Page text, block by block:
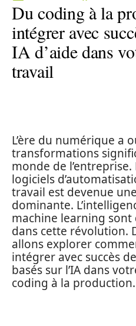
Du coding à la
intégrer avec
IA d’aide dans
travail
L’ère du numérique a
transformations
monde de l’entreprise.
logiciels
travail est devenue
dominante.
machine learning sont
dans cette révolution.
allons explorer
intégrer avec succès
basés sur l’IA dans
coding à la production.